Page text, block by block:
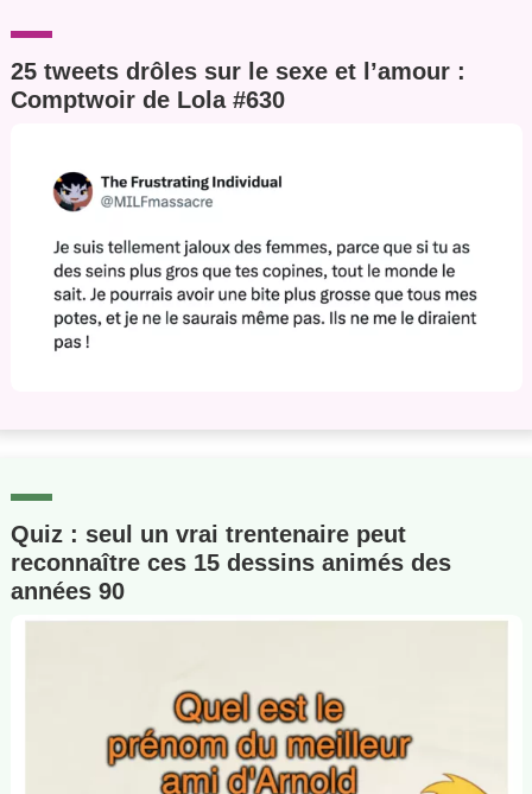
25 tweets drôles sur le sexe et l’amour :
Comptwoir de Lola #630
Quiz : seul un vrai trentenaire peut
reconnaître ces 15 dessins animés des
années 90